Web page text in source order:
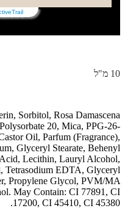
10 מ"ל
Sorbitol, Rosa Damascena
20, Mica, PPG-26-
Oil, Parfum (Fragrance),
Glyceryl Stearate, Behenyl
Lecithin, Lauryl Alcohol,
EDTA, Glyceryl
Propylene Glycol, PVM/MA
May Contain: CI 77891, CI
17200, CI 45410, CI 45380.